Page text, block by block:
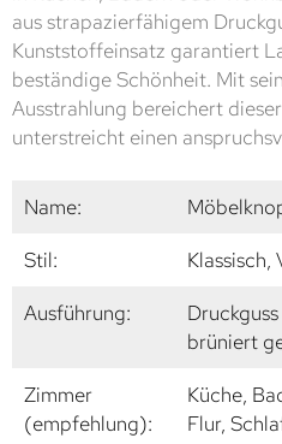
aus strapazierfähigem
Kunststoffeinsatz garantiert
beständige Schönheit. Mit
Ausstrahlung bereichert
unterstreicht einen
Name:
Stil:
Klassisch,
Ausführung:
brüniert
Zimmer
(empfehlung):
Küche,
Flur,